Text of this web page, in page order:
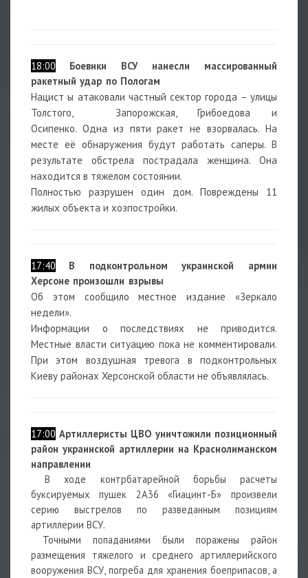
18:00
Боевики ВСУ нанесли массированный
ракетный удар по Пологам
Нацист ы атаковали частный сектор города – улицы
Толстого, Запорожская, Грибоедова и
Осипенко. Одна из пяти ракет не взорвалась. На
месте её обнаружения будут работать саперы. В
результате обстрела пострадала женщина. Она
находится в тяжелом состоянии.
Полностью разрушен один дом. Повреждены 11
жилых объекта и хозпостройки.
17:40
В подконтрольном украинской армии
Херсоне произошли взрывы
Об этом сообщило местное издание «Зеркало
недели».
Информации о последствиях не приводится.
Местные власти ситуацию пока не комментировали.
При этом воздушная тревога в подконтрольных
Киеву районах Херсонской области не объявлялась.
17:00 Артиллеристы ЦВО уничтожили позиционный
район украинской артиллерии на Краснолиманском
направлении
В ходе контрбатарейной борьбы расчеты
буксируемых пушек 2А36 «Гиацинт-Б» произвели
серию выстрелов по разведанным позициям
артиллерии ВСУ.
Точными попаданиями были поражены район
размещения тяжелого и среднего артиллерийского
вооружения ВСУ, погреба для хранения боеприпасов, а